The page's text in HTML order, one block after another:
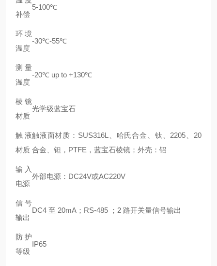
补偿
5-100℃
环境
温度
-30℃-55℃
测量
温度
-20℃ up to +130℃
棱镜
材质
光学级蓝宝石
触液
材质
触液面材质：SUS316L、哈氏合金、钛、2205、20
合金、钽，PTFE，蓝宝石棱镜；外壳：铝
输入
电源
外部电源：DC24V或AC220V
信号
输出
DC4 至 20mA；RS-485 ；2 路开关量信号输出
防护
等级
IP65